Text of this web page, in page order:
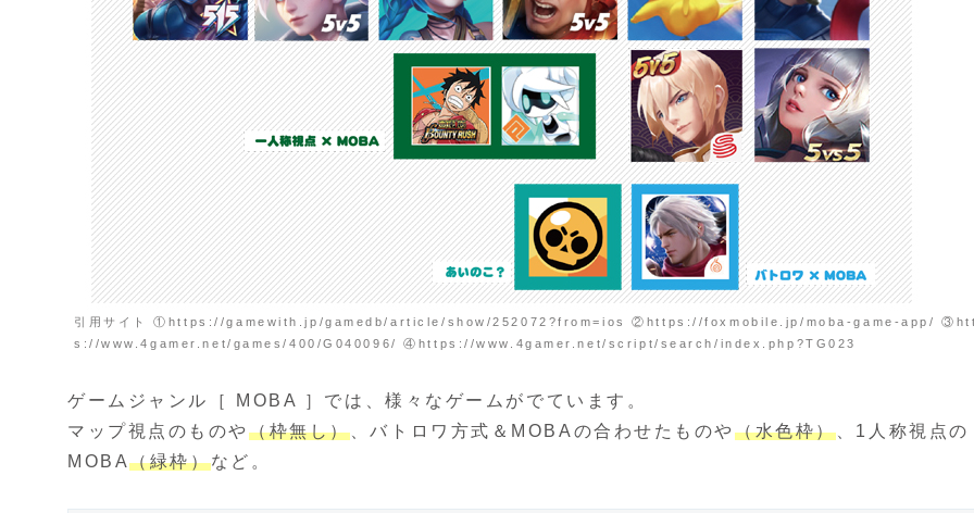
引用サイト ①https://gamewith.jp/gamedb/article/show/252072?from=ios ②https://foxmobile.jp/moba-game-app/
s://www.4gamer.net/games/400/G040096/ ④https://www.4gamer.net/script/search/index.php?TG023
ゲームジャンル［ MOBA ］では、様々なゲームがでています。
マップ視点のものや（枠無し）、バトロワ方式＆MOBAの合わせたものや（水色枠）、1人称視点の
MOBA（緑枠）など。